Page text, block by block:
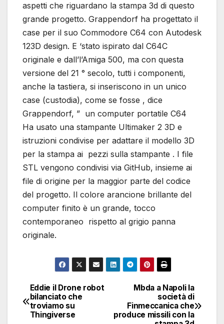
aspetti che riguardano la stampa 3d di questo
grande progetto. Grappendorf ha progettato il
case per il suo Commodore C64 con Autodesk
123D design. E ‘stato ispirato dal C64C
originale e dall’l’Amiga 500, ma con questa
versione del 21 ° secolo, tutti i componenti,
anche la tastiera, si inseriscono in un unico
case (custodia), come se fosse , dice
Grappendorf, ” un computer portatile C64
Ha usato una stampante Ultimaker 2 3D e
istruzioni condivise per adattare il modello 3D
per la stampa ai pezzi sulla stampante . I file
STL vengono condivisi via GitHub, insieme ai
file di origine per la maggior parte del codice
del progetto. Il colore arancione brillante del
computer finito è un grande, tocco
contemporaneo rispetto al grigio panna
originale.
Navigazione
articoli
Mbda a Napoli la
società di
Finmeccanica che
produce missili con la
Eddie il Drone robot
bilanciato che
troviamo su
Thingiverse